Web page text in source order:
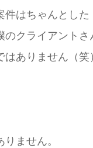
件はちゃんとした
クライアントさ
ありません（笑
ません。